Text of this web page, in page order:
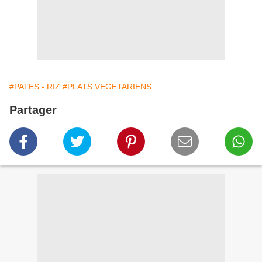
#PATES - RIZ #PLATS VEGETARIENS
Partager